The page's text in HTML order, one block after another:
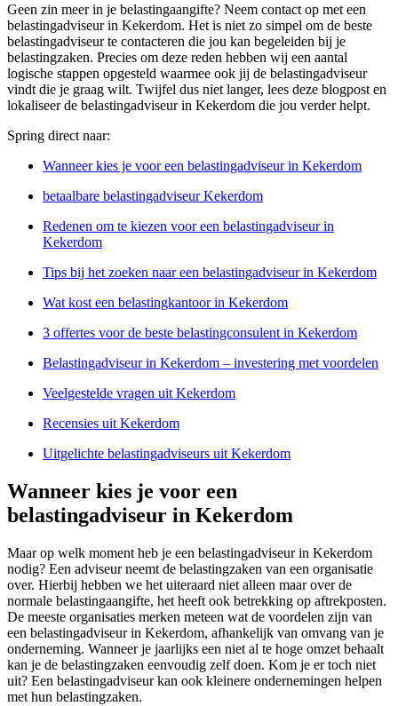
Geen zin meer in je belastingaangifte? Neem contact op met een
belastingadviseur in Kekerdom. Het is niet zo simpel om de beste
belastingadviseur te contacteren die jou kan begeleiden bij je
belastingzaken. Precies om deze reden hebben wij een aantal
logische stappen opgesteld waarmee ook jij de belastingadviseur
vindt die je graag wilt. Twijfel dus niet langer, lees deze blogpost en
lokaliseer de belastingadviseur in Kekerdom die jou verder helpt.
Spring direct naar:
Wanneer kies je voor een belastingadviseur in Kekerdom
betaalbare belastingadviseur Kekerdom
Redenen om te kiezen voor een belastingadviseur in
Kekerdom
Tips bij het zoeken naar een belastingadviseur in Kekerdom
Wat kost een belastingkantoor in Kekerdom
3 offertes voor de beste belastingconsulent in Kekerdom
Belastingadviseur in Kekerdom – investering met voordelen
Veelgestelde vragen uit Kekerdom
Recensies uit Kekerdom
Uitgelichte belastingadviseurs uit Kekerdom
Wanneer kies je voor een
belastingadviseur in Kekerdom
Maar op welk moment heb je een belastingadviseur in Kekerdom
nodig? Een adviseur neemt de belastingzaken van een organisatie
over. Hierbij hebben we het uiteraard niet alleen maar over de
normale belastingaangifte, het heeft ook betrekking op aftrekposten.
De meeste organisaties merken meteen wat de voordelen zijn van
een belastingadviseur in Kekerdom, afhankelijk van omvang van je
onderneming. Wanneer je jaarlijks een niet al te hoge omzet behaalt
kan je de belastingzaken eenvoudig zelf doen. Kom je er toch niet
uit? Een belastingadviseur kan ook kleinere ondernemingen helpen
met hun belastingzaken.